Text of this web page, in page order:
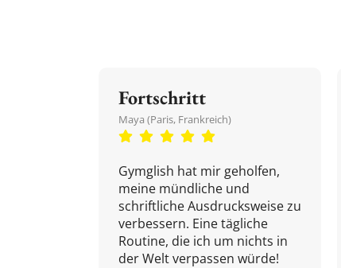
Fortschritt
Maya (Paris, Frankreich)
Gymglish hat mir geholfen,
meine mündliche und
schriftliche Ausdrucksweise zu
verbessern. Eine tägliche
Routine, die ich um nichts in
der Welt verpassen würde!